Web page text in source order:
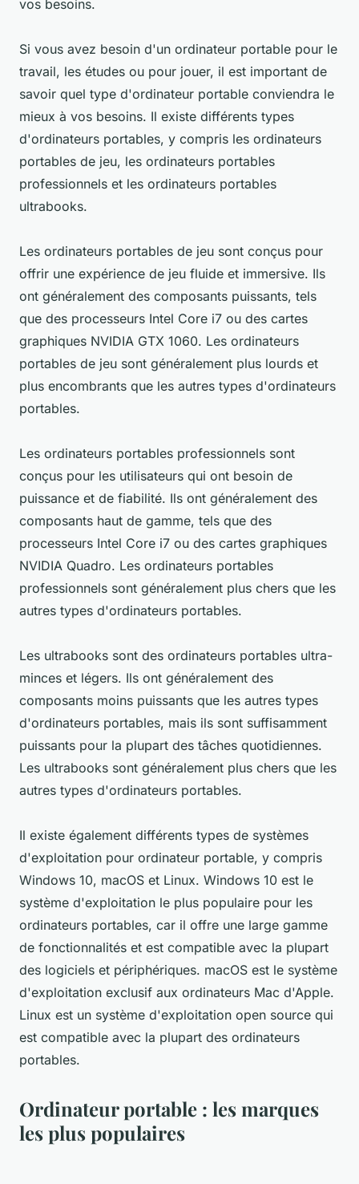
vos besoins.
Si vous avez besoin d'un ordinateur portable pour le
travail, les études ou pour jouer, il est important de
savoir quel type d'ordinateur portable conviendra le
mieux à vos besoins. Il existe différents types
d'ordinateurs portables, y compris les ordinateurs
portables de jeu, les ordinateurs portables
professionnels et les ordinateurs portables
ultrabooks.
Les ordinateurs portables de jeu sont conçus pour
offrir une expérience de jeu fluide et immersive. Ils
ont généralement des composants puissants, tels
que des processeurs Intel Core i7 ou des cartes
graphiques NVIDIA GTX 1060. Les ordinateurs
portables de jeu sont généralement plus lourds et
plus encombrants que les autres types d'ordinateurs
portables.
Les ordinateurs portables professionnels sont
conçus pour les utilisateurs qui ont besoin de
puissance et de fiabilité. Ils ont généralement des
composants haut de gamme, tels que des
processeurs Intel Core i7 ou des cartes graphiques
NVIDIA Quadro. Les ordinateurs portables
professionnels sont généralement plus chers que les
autres types d'ordinateurs portables.
Les ultrabooks sont des ordinateurs portables ultra-
minces et légers. Ils ont généralement des
composants moins puissants que les autres types
d'ordinateurs portables, mais ils sont suffisamment
puissants pour la plupart des tâches quotidiennes.
Les ultrabooks sont généralement plus chers que les
autres types d'ordinateurs portables.
Il existe également différents types de systèmes
d'exploitation pour ordinateur portable, y compris
Windows 10, macOS et Linux. Windows 10 est le
système d'exploitation le plus populaire pour les
ordinateurs portables, car il offre une large gamme
de fonctionnalités et est compatible avec la plupart
des logiciels et périphériques. macOS est le système
d'exploitation exclusif aux ordinateurs Mac d'Apple.
Linux est un système d'exploitation open source qui
est compatible avec la plupart des ordinateurs
portables.
Ordinateur portable : les marques
les plus populaires